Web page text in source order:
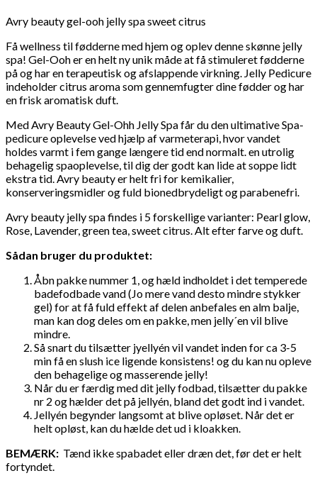
Avry beauty gel-ooh jelly spa sweet citrus
Få wellness til fødderne med hjem og oplev denne skønne jelly
spa! Gel-Ooh er en helt ny unik måde at få stimuleret fødderne
på og har en terapeutisk og afslappende virkning. Jelly Pedicure
indeholder citrus aroma som gennemfugter dine fødder og har
en frisk aromatisk duft.
Med Avry Beauty Gel-Ohh Jelly Spa får du den ultimative Spa-
pedicure oplevelse ved hjælp af varmeterapi, hvor vandet
holdes varmt i fem gange længere tid end normalt. en utrolig
behagelig spaoplevelse, til dig der godt kan lide at soppe lidt
ekstra tid. Avry beauty er helt fri for kemikalier,
konserveringsmidler og fuld bionedbrydeligt og parabenefri.
Avry beauty jelly spa findes i 5 forskellige varianter: Pearl glow,
Rose, Lavender, green tea, sweet citrus. Alt efter farve og duft.
Sådan bruger du produktet:
Åbn pakke nummer 1, og hæld indholdet i det temperede
badefodbade vand (Jo mere vand desto mindre stykker
gel) for at få fuld effekt af delen anbefales en alm balje,
man kan dog deles om en pakke, men jelly´en vil blive
mindre.
Så snart du tilsætter jyellyén vil vandet inden for ca 3-5
min få en slush ice ligende konsistens! og du kan nu opleve
den behagelige og masserende jelly!
Når du er færdig med dit jelly fodbad, tilsætter du pakke
nr 2 og hælder det på jellyén, bland det godt ind i vandet.
Jellyén begynder langsomt at blive opløset. Når det er
helt opløst, kan du hælde det ud i kloakken.
BEMÆRK: Tænd ikke spabadet eller dræn det, før det er helt
fortyndet.